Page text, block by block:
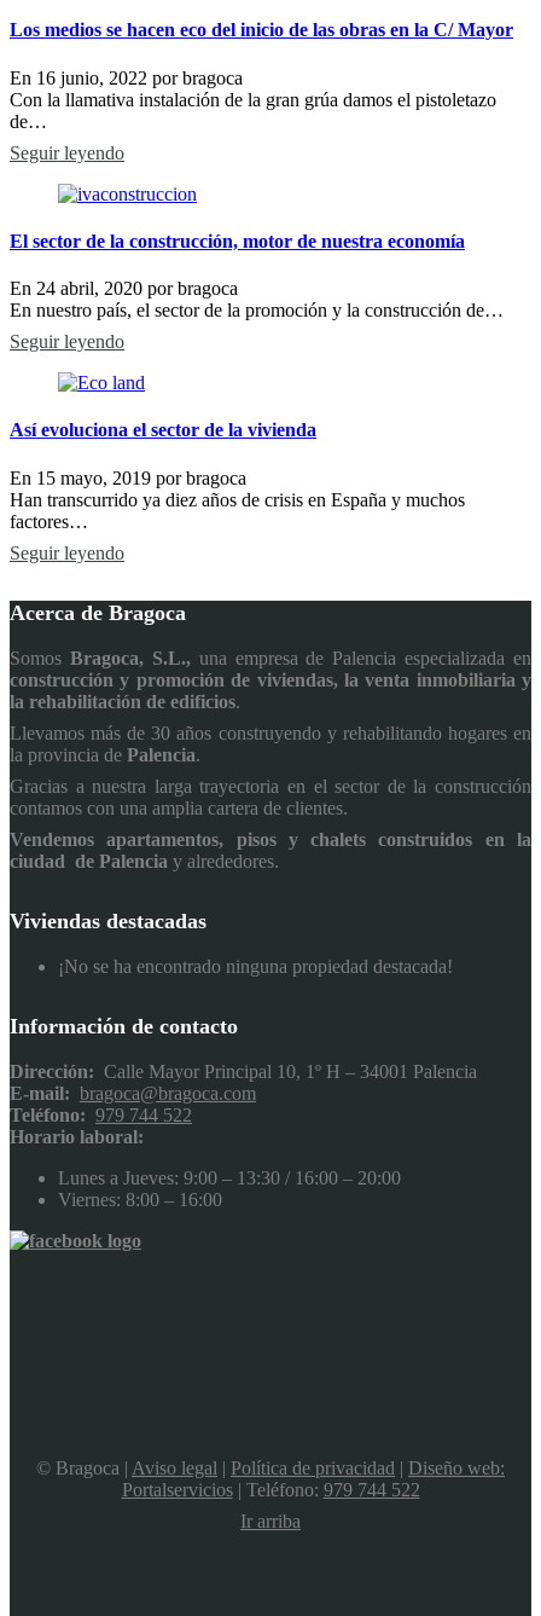
Los medios se hacen eco del inicio de las obras en la C/ Mayor
En 16 junio, 2022 porbragoca
Con la llamativa instalación de la gran grúa damos el pistoletazo
de…
Seguir leyendo
El sector de la construcción, motor de nuestra economía
En 24 abril, 2020 porbragoca
En nuestro país, el sector de la promoción y la construcción de…
Seguir leyendo
Así evoluciona el sector de la vivienda
En 15 mayo, 2019 porbragoca
Han transcurrido ya diez años de crisis en España y muchos
factores…
Seguir leyendo
Acerca de Bragoca
Somos Bragoca, S.L., una empresa de Palencia especializada en
construcción y promoción de viviendas, la venta inmobiliaria y
la rehabilitación de edificios.
Llevamos más de 30 años construyendo y rehabilitando hogares en
la provincia de Palencia.
Gracias a nuestra larga trayectoria en el sector de la construcción
contamos con una amplia cartera de clientes.
Vendemos apartamentos, pisos y chalets construidos en la
ciudad de Palencia y alrededores.
Viviendas destacadas
¡No se ha encontrado ninguna propiedad destacada!
Información de contacto
Dirección: Calle Mayor Principal 10, 1º H – 34001 Palencia
E-mail: bragoca@bragoca.com
Teléfono: 979 744 522
Horario laboral:
Lunes a Jueves: 9:00 – 13:30 / 16:00 – 20:00
Viernes: 8:00 – 16:00
© Bragoca | Aviso legal | Política de privacidad | Diseño web:
Portalservicios| Teléfono: 979 744 522
Ir arriba